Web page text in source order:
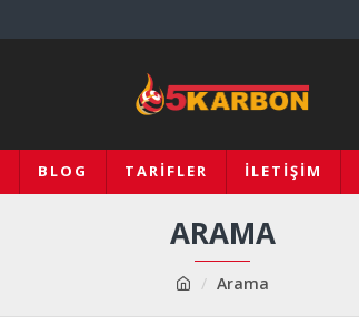
BLOG TARIFLER İLETIŞIM
Arama
ARAMA